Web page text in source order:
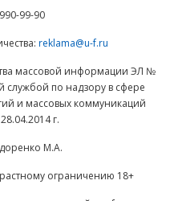
99-90
reklama@u-f.ru
массовой информации ЭЛ №
по надзору в сфере
и массовых коммуникаций
г.
М.А.
ограничению 18+